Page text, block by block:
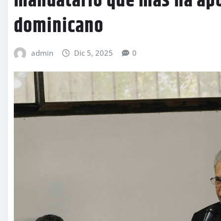
dominicano
admin Dic 5, 2025 0